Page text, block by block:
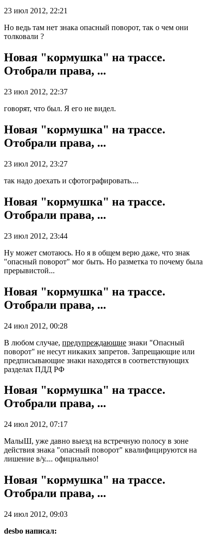
23 июл 2012, 22:21
Но ведь там нет знака опасный поворот, так о чем они
толковали ?
Новая "кормушка" на трассе.
Отобрали права, ...
23 июл 2012, 22:37
говорят, что был. Я его не видел.
Новая "кормушка" на трассе.
Отобрали права, ...
23 июл 2012, 23:27
так надо доехать и сфотографировать....
Новая "кормушка" на трассе.
Отобрали права, ...
23 июл 2012, 23:44
Ну может смотаюсь. Но я в общем верю даже, что знак
"опасный поворот" мог быть. Но разметка то почему была
прерывистой...
Новая "кормушка" на трассе.
Отобрали права, ...
24 июл 2012, 00:28
В любом случае, предупреждающие знаки "Опасный
поворот" не несут никаких запретов. Запрещающие или
предписывающие знаки находятся в соответствующих
разделах ПДД РФ
Новая "кормушка" на трассе.
Отобрали права, ...
24 июл 2012, 07:17
МалыШ, уже давно выезд на встречную полосу в зоне
действия знака "опасный поворот" квалифицируются на
лишение в/у.... официально!
Новая "кормушка" на трассе.
Отобрали права, ...
24 июл 2012, 09:03
desbo написал: